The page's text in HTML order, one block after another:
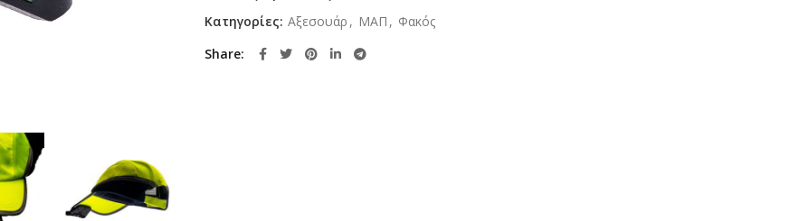
Κατηγορίες: Αξεσουάρ , ΜΑΠ , Φακός
Share